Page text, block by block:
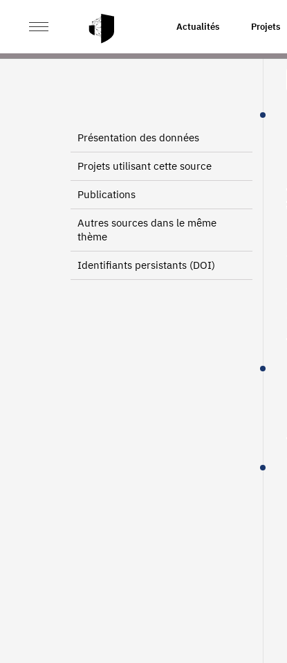
Actualités Projets
ACCUEIL ETAT CIVIL DÉCÈS
Présentation des données
Projets utilisant cette source
Publications
Autres sources dans le même
thème
Identifiants persistants (DOI)